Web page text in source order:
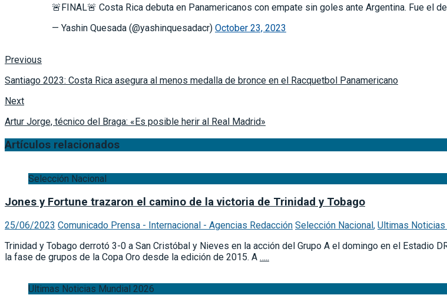
🚨FINAL🚨 Costa Rica debuta en Panamericanos con empate sin goles ante Argentina. Fue el
— Yashin Quesada (@yashinquesadacr) October 23, 2023
Previous
Santiago 2023: Costa Rica asegura al menos medalla de bronce en el Racquetbol Panamericano
Next
Artur Jorge, técnico del Braga: «Es posible herir al Real Madrid»
Artículos relacionados
Selección Nacional
Jones y Fortune trazaron el camino de la victoria de Trinidad y Tobago
25/06/2023 Comunicado Prensa - Internacional - Agencias Redacción Selección Nacional, Ultimas
Trinidad y Tobago derrotó 3-0 a San Cristóbal y Nieves en la acción del Grupo A el domingo en el Estadio
la fase de grupos de la Copa Oro desde la edición de 2015. A …..
Ultimas Noticias Mundial 2026